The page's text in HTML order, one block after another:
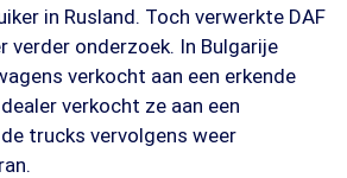
in Rusland. Toch verwerkte DAF
verder onderzoek. In Bulgarije
verkocht aan een erkende
verkocht ze aan een
trucks vervolgens weer